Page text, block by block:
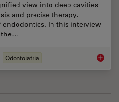
view into deep cavities
and precise therapy,
In this interview
the…
Odontoiatria The